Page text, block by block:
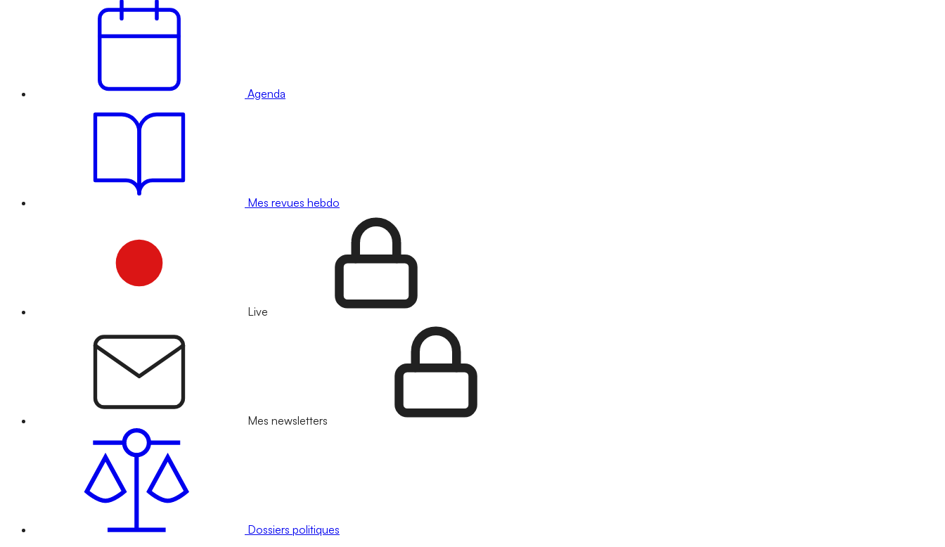
Agenda
Mes revues hebdo
Live
Mes newsletters
Dossiers politiques